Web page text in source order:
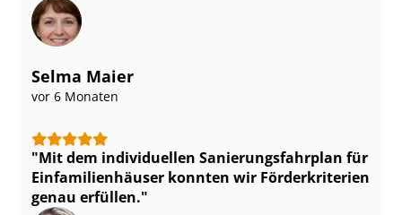
Selma Maier
vor 6 Monaten
Mit dem individuellen Sa­nie­rungs­fahr­plan für
Ein­fa­mi­li­en­häu­ser konnten wir Förderkriterien
genau erfüllen.